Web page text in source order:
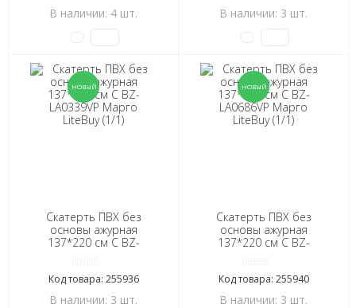
В наличии: 4 шт. В наличии: 3 шт.
Скатерть ПВХ без
основы ажурная
137*220 см C BZ-
Код товара: 255936
В наличии: 3 шт.
Скатерть ПВХ без
основы ажурная
137*220 см C BZ-
Код товара: 255940
В наличии: 3 шт.